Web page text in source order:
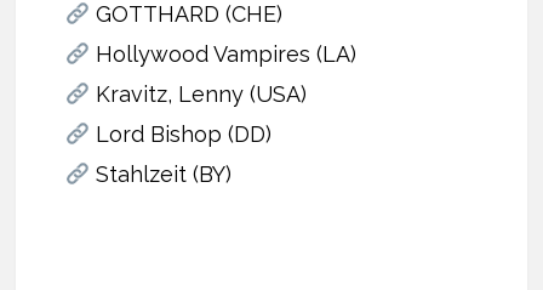
GOTTHARD (CHE)
Hollywood Vampires (LA)
Kravitz, Lenny (USA)
Lord Bishop (DD)
Stahlzeit (BY)